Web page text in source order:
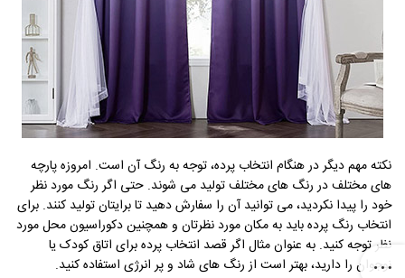
نکته مهم دیگر در هنگام انتخاب پرده، توجه به رنگ آن است. امروزه پارچه
های مختلف در رنگ های مختلف تولید می شوند. حتی اگر رنگ مورد نظر
خود را پیدا نکردید، می توانید آن را سفارش دهید تا برایتان تولید کنند. برای
انتخاب رنگ پرده باید به مکان مورد نظرتان و همچنین دکوراسیون محل مورد
نظر توجه کنید. به عنوان مثال اگر قصد انتخاب پرده برای اتاق کودک یا
نوجوان را دارید، بهتر است از رنگ های شاد و پر انرژی استفاده کنید.